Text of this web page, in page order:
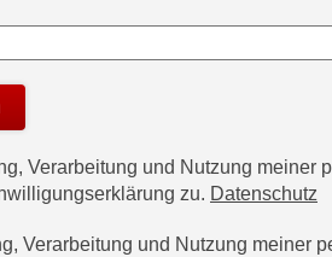
Verarbeitung und Nutzung meiner
zu. Datenschutz
Verarbeitung und Nutzung meiner